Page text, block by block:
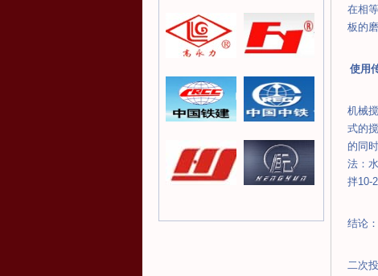
在相
板的磨
使用
机械
式的
的同
法：
拌10-
结论
二次